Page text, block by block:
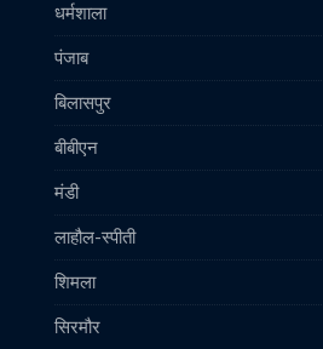
धर्मशाला
पंजाब
बिलासपुर
बीबीएन
मंडी
लाहौल-स्पीती
शिमला
सिरमौर